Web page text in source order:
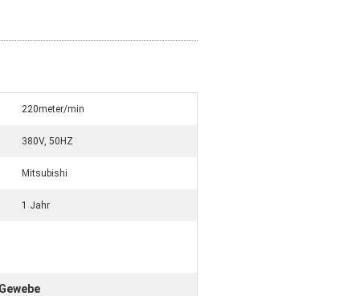
220meter/min
380V, 50HZ
Mitsubishi
1 Jahr